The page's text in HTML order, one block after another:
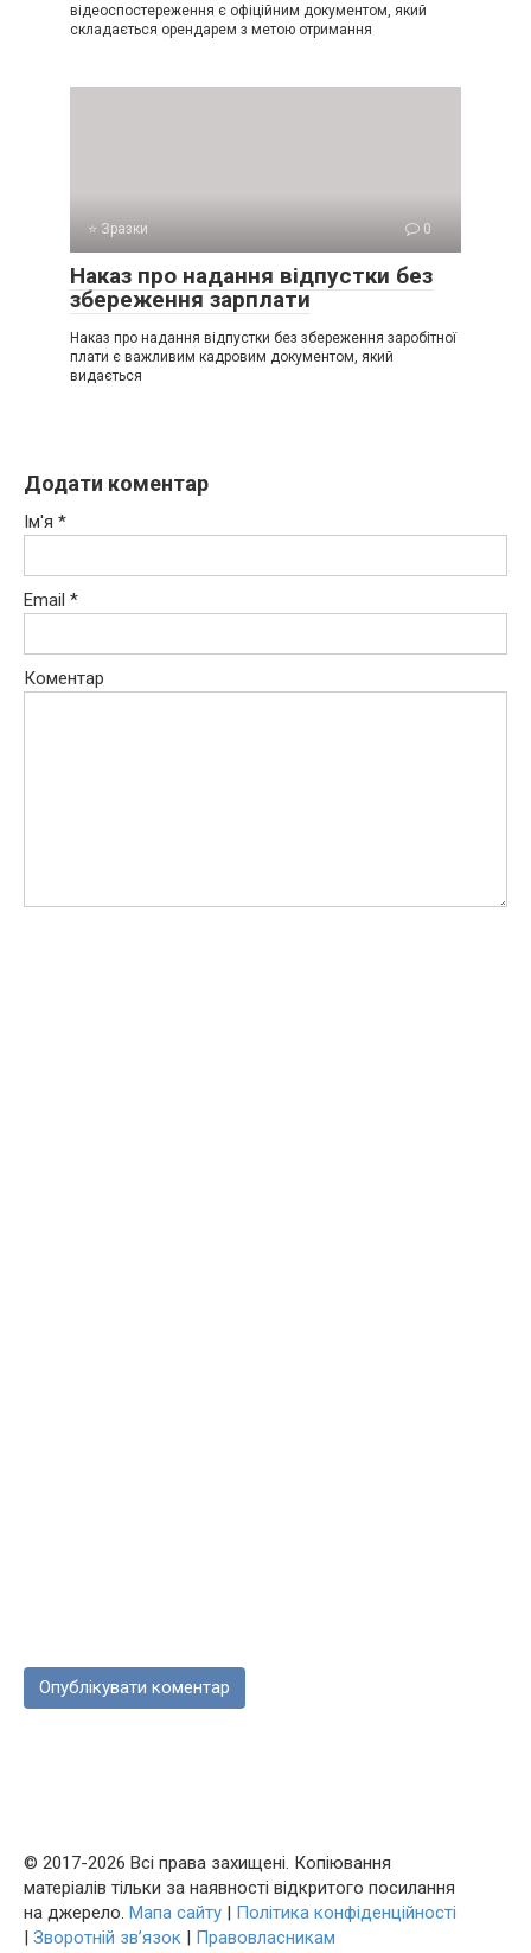
відеоспостереження є офіційним документом, який
складається орендарем з метою отримання
⭐ Зразки 0
Наказ про надання відпустки без
збереження зарплати
Наказ про надання відпустки без збереження заробітної
плати є важливим кадровим документом, який
видається
Додати коментар
Ім'я *
Email *
Коментар
© 2017-2026 Всі права захищені. Копіювання
матеріалів тільки за наявності відкритого посилання
на джерело. Мапа сайту | Політика конфіденційності
| Зворотній зв’язок | Правовласникам